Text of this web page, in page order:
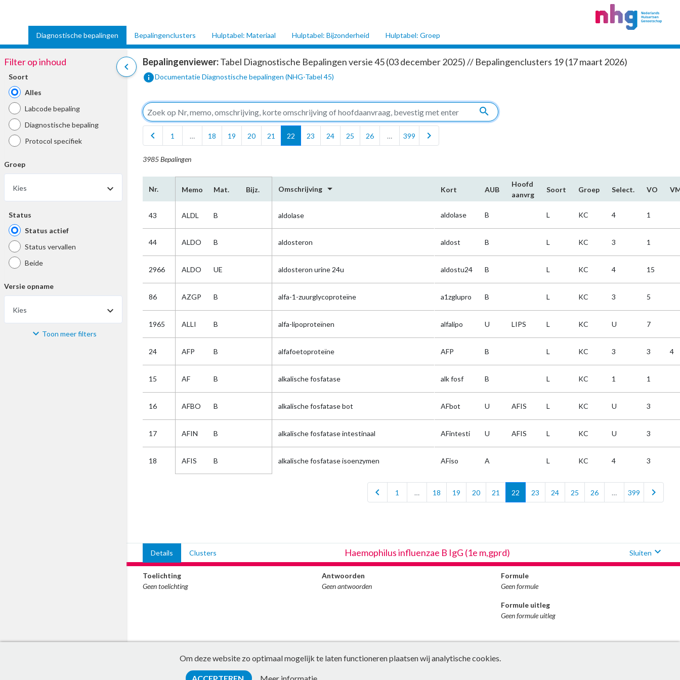
Diagnostische bepalingen Bepalingenclusters Hulptabel: Materiaal Hulptabel: Bijzonderheid Hulptabel: Groep
chevron_left
Filter op inhoud
Soort
Alles
Labcode bepaling
Diagnostische bepaling
Protocol specifiek
Groep
Kies
Status
Status actief
Status vervallen
Beide
Versie opname
Kies
Materiaal Toon meer filters
Bepalingenviewer:Tabel Diagnostische Bepalingen versie 45 (03 december 2025) // Bepalingenclusters 19 (17 maart 2026)
infoDocumentatie Diagnostische bepalingen (NHG-Tabel 45)
search
chevron_left
1 … 18 19 20 21 22 23 24 25 26 … 399 chevron_right
3985 Bepalingen
Nr. Memo Mat. Bijz. Omschrijving arrow_drop_down Kort AUB
Hoofd​
aanvrg
Soort Groep Select. VO
43 ALDL B aldolase aldolase B L KC 4 1
44 ALDO B aldosteron aldost B L KC 3 1
2966 ALDO UE aldosteron urine 24u aldostu24 B L KC 4 15
86 AZGP B alfa-1-zuurglycoproteïne a1zglupro B L KC 3 5
1965 ALLI B alfa-lipoproteïnen alfalipo U LIPS L KC U 7
24 AFP B alfafoetoproteïne AFP B L KC 3 3 4
15 AF B alkalische fosfatase alk fosf B L KC 1 1
16 AFBO B alkalische fosfatase bot AFbot U AFIS L KC U 3
17 AFIN B alkalische fosfatase intestinaal AFintesti U AFIS L KC U 3
18 AFIS B alkalische fosfatase isoenzymen AFiso A L KC 4 3
chevron_left 1 … 18 19 20 21 22 23 24 25 26 … 399 chevron_right
Details Clusters Haemophilus influenzae B IgG (1e m,gprd) Sluiten expand_more
Toelichting
Geen toelichting
Antwoorden
Geen antwoorden
Formule
Geen formule
Formule uitleg
Geen formule uitleg
Om deze website zo optimaal mogelijk te laten functioneren plaatsen wij analytische cookies.